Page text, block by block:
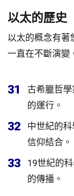
以太的歷史
以太的概念有著
一直在不斷演變
31
古希臘哲
的運行。
32
中世紀的
信仰結合。
33
19世紀的
的傳播。